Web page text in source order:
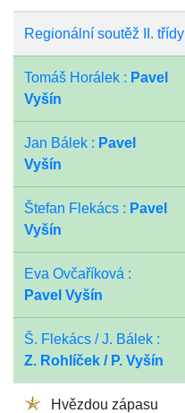
Regionální soutěž II. třídy
Tomáš Horálek : Pavel
Vyšín
Jan Bálek : Pavel
Vyšín
Štefan Flekács : Pavel
Vyšín
Eva Ovčaříková :
Pavel Vyšín
Š. Flekács / J. Bálek :
Z. Rohlíček / P. Vyšín
Hvězdou zápasu